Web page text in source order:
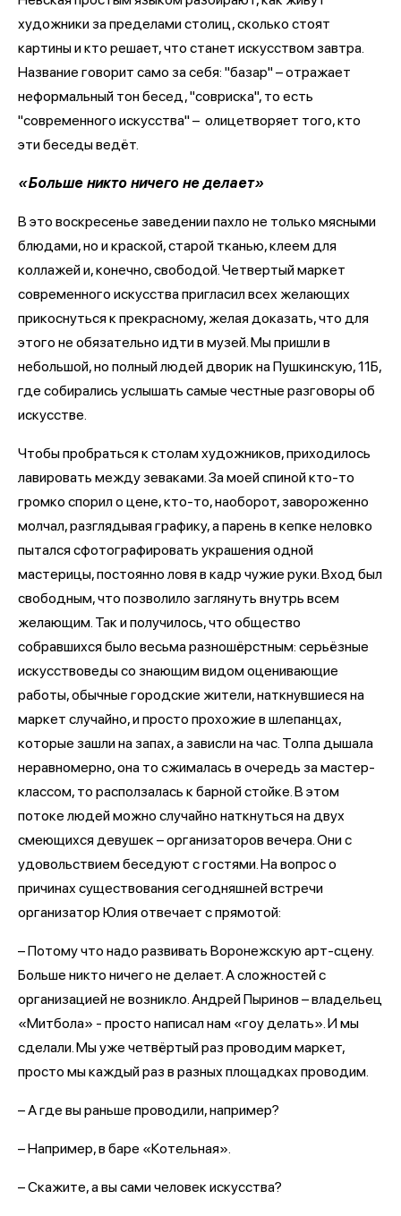
художники за пределами столиц, сколько стоят
картины и кто решает, что станет искусством завтра.
Название говорит само за себя: "базар" – отражает
неформальный тон бесед, "совриска", то есть
"современного искусства" – олицетворяет того, кто
эти беседы ведёт.
«Больше никто ничего не делает»
В это воскресенье заведении пахло не только мясными
блюдами, но и краской, старой тканью, клеем для
коллажей и, конечно, свободой. Четвертый маркет
современного искусства пригласил всех желающих
прикоснуться к прекрасному, желая доказать, что для
этого не обязательно идти в музей. Мы пришли в
небольшой, но полный людей дворик на Пушкинскую, 11Б,
где собирались услышать самые честные разговоры об
искусстве.
Чтобы пробраться к столам художников, приходилось
лавировать между зеваками. За моей спиной кто-то
громко спорил о цене, кто-то, наоборот, завороженно
молчал, разглядывая графику, а парень в кепке неловко
пытался сфотографировать украшения одной
мастерицы, постоянно ловя в кадр чужие руки. Вход был
свободным, что позволило заглянуть внутрь всем
желающим. Так и получилось, что общество
собравшихся было весьма разношёрстным: серьёзные
искусствоведы со знающим видом оценивающие
работы, обычные городские жители, наткнувшиеся на
маркет случайно, и просто прохожие в шлепанцах,
которые зашли на запах, а зависли на час. Толпа дышала
неравномерно, она то сжималась в очередь за мастер-
классом, то расползалась к барной стойке. В этом
потоке людей можно случайно наткнуться на двух
смеющихся девушек – организаторов вечера. Они с
удовольствием беседуют с гостями. На вопрос о
причинах существования сегодняшней встречи
организатор Юлия отвечает с прямотой:
– Потому что надо развивать Воронежскую арт-сцену.
Больше никто ничего не делает. А сложностей с
организацией не возникло. Андрей Пыринов – владельец
«Митбола» - просто написал нам «гоу делать». И мы
сделали. Мы уже четвёртый раз проводим маркет,
просто мы каждый раз в разных площадках проводим.
– А где вы раньше проводили, например?
– Например, в баре «Котельная».
– Скажите, а вы сами человек искусства?